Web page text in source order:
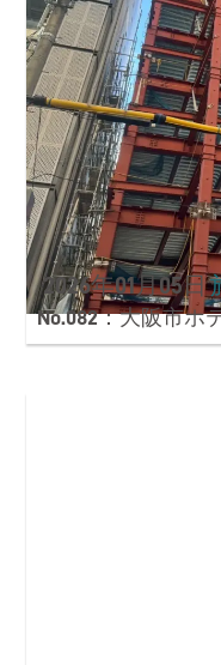
2026年01月05日
No.082：大阪市ホ